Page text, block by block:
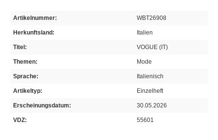
Artikelnummer: WBT26908
Herkunftsland: Italien
Titel: VOGUE (IT)
Themen: Mode
Sprache: Italienisch
Artikeltyp: Einzelheft
Erscheinungsdatum: 30.05.2026
VDZ: 55601